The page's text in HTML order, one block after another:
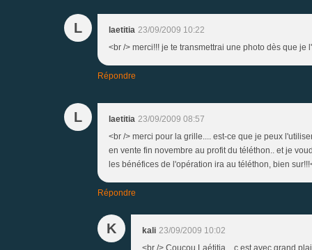
L laetitia 23/09/2009 10:22
<br /> merci!!! je te transmettrai une photo dès que
Répondre
L laetitia 23/09/2009 08:57
<br /> merci pour la grille.... est-ce que je peux
en vente fin novembre au profit du téléthon.. et je
les bénéfices de l'opération ira au téléthon, bien
Répondre
K kali 23/09/2009 10:02
<br /> Coucou Laétitia , c est avec grand